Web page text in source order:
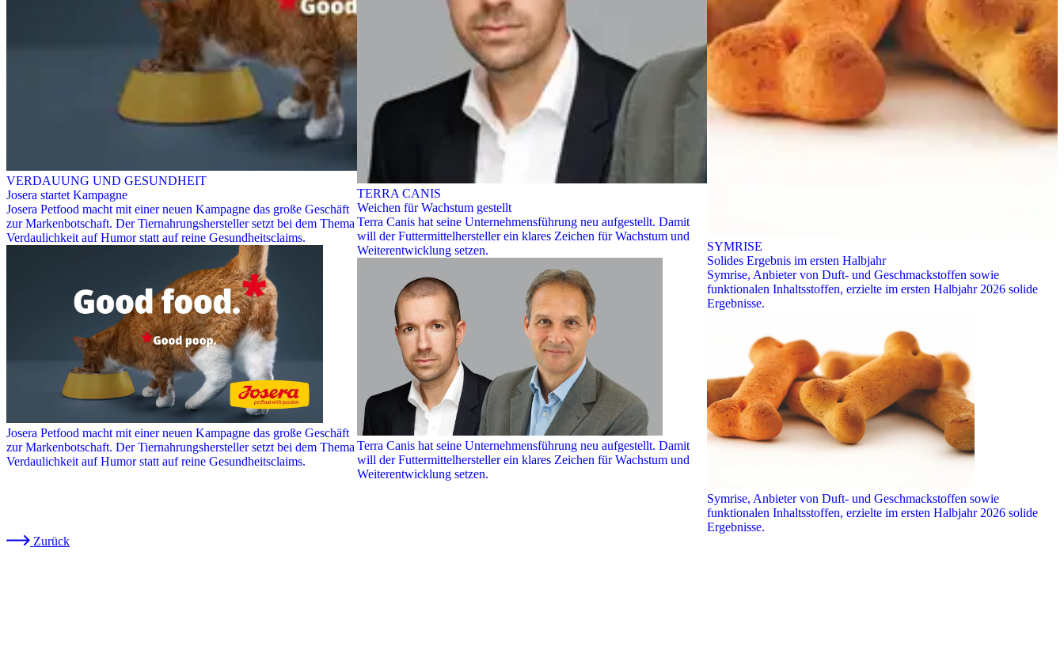
VERDAUUNG UND GESUNDHEIT
Josera startet Kampagne
Josera Petfood macht mit einer neuen Kampagne das große Geschäft
zur Markenbotschaft. Der Tiernahrungshersteller setzt bei dem Thema
Verdaulichkeit auf Humor statt auf reine Gesundheitsclaims.
Josera Petfood macht mit einer neuen Kampagne das große Geschäft
zur Markenbotschaft. Der Tiernahrungshersteller setzt bei dem Thema
Verdaulichkeit auf Humor statt auf reine Gesundheitsclaims.
TERRA CANIS
Weichen für Wachstum gestellt
Terra Canis hat seine Unternehmensführung neu aufgestellt. Damit
will der Futtermittelhersteller ein klares Zeichen für Wachstum und
Weiterentwicklung setzen.
Terra Canis hat seine Unternehmensführung neu aufgestellt. Damit
will der Futtermittelhersteller ein klares Zeichen für Wachstum und
Weiterentwicklung setzen.
SYMRISE
Solides Ergebnis im ersten Halbjahr
Symrise, Anbieter von Duft- und Geschmackstoffen sowie
funktionalen Inhaltsstoffen, erzielte im ersten Halbjahr 2026 solide
Ergebnisse.
Symrise, Anbieter von Duft- und Geschmackstoffen sowie
funktionalen Inhaltsstoffen, erzielte im ersten Halbjahr 2026 solide
Ergebnisse.
Zurück